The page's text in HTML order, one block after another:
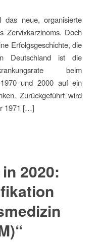
neue, organisierte
Zervixkarzinoms. Doch
Erfolgsgeschichte, die
Deutschland ist die
beim
1970 und 2000 auf ein
Zurückgeführt wird
1971 […]
2020: